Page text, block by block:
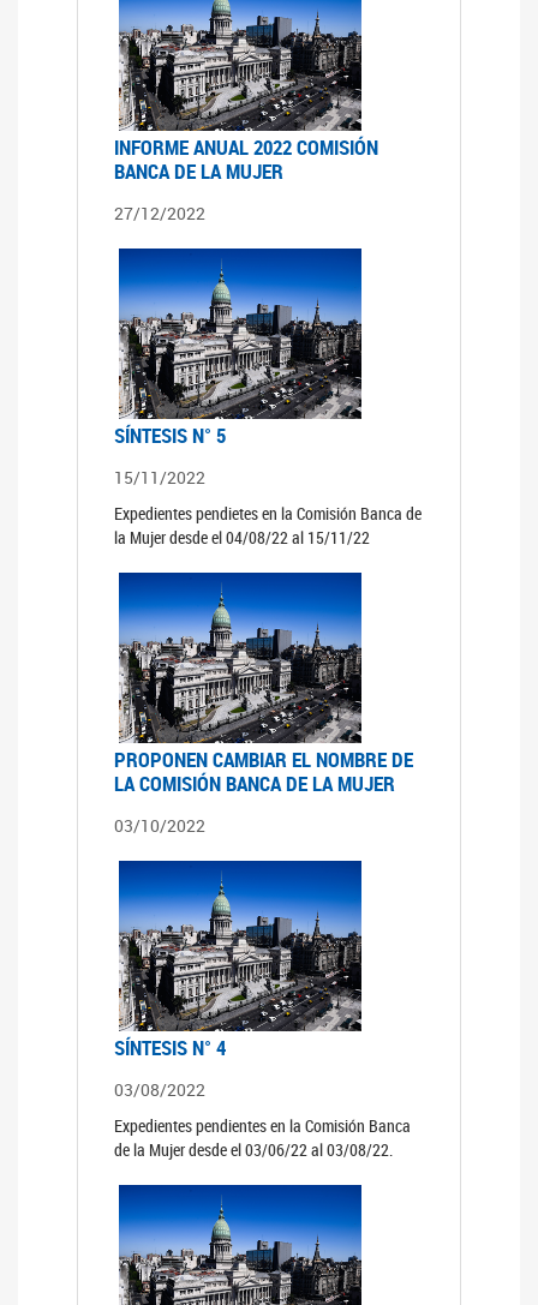
INFORME ANUAL 2022 COMISIÓN
BANCA DE LA MUJER
27/12/2022
SÍNTESIS N° 5
15/11/2022
Expedientes pendietes en la Comisión Banca de
la Mujer desde el 04/08/22 al 15/11/22
PROPONEN CAMBIAR EL NOMBRE DE
LA COMISIÓN BANCA DE LA MUJER
03/10/2022
SÍNTESIS N° 4
03/08/2022
Expedientes pendientes en la Comisión Banca
de la Mujer desde el 03/06/22 al 03/08/22.